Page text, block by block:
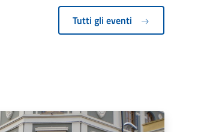
Tutti gli eventi